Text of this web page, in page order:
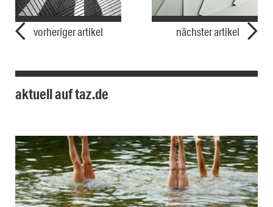
vorheriger artikel nächster artikel
aktuell auf taz.de